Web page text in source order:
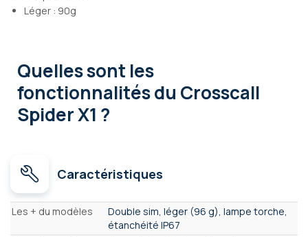
Léger : 90g
Quelles sont les
fonctionnalitésdu Crosscall
Spider X1 ?
Caractéristiques
Caractéristiques
Les + du modèles
Double sim, léger (96 g), lampe torche,
étanchéité IP67